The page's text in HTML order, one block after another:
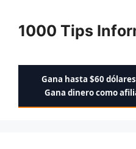
contenido
1000 Tips
Gana hasta $60
Gana dinero como